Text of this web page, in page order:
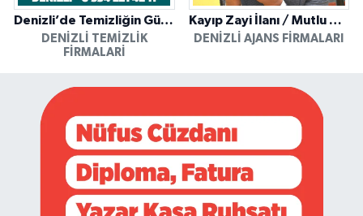
Denizli’de Temizliğin Güvenilir Adresi: Özkan Yerinde Yıkama
DENIZLI TEMIZLIK
FIRMALARI
Kayıp Zayi İlanı / Mutlu Ajans / Denizli
DENIZLI AJANS FIRMALARI